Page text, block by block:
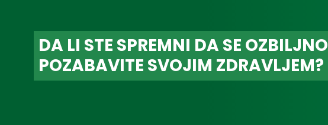
DA LI STE SPREMNI DA SE OZBILJNO
POZABAVITE SVOJIM ZDRAVLJEM?